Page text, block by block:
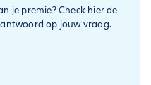
je premie? Check hier de
op jouw vraag.